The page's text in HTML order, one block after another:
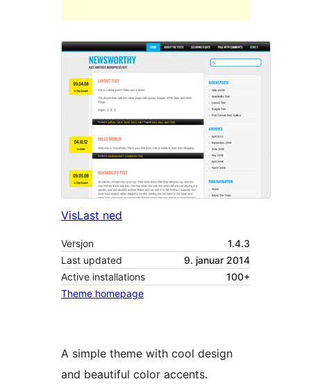
VisLast ned
Versjon
1.4.3
Last updated
9. januar 2014
Active installations
100+
Theme homepage
A simple theme with cool design
and beautiful color accents.